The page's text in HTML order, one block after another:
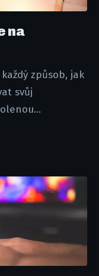
na
způsob, jak
svůj